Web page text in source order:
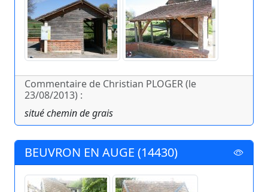
Commentaire de Christian PLOGER (le
23/08/2013) :
situé chemin de grais
BEUVRON EN AUGE (14430)